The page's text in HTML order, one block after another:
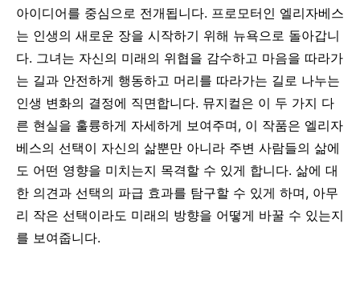
아이디어를 중심으로 전개됩니다. 프로모터인 엘리자베스
는 인생의 새로운 장을 시작하기 위해 뉴욕으로 돌아갑니
다. 그녀는 자신의 미래의 위협을 감수하고 마음을 따라가
는 길과 안전하게 행동하고 머리를 따라가는 길로 나누는
인생 변화의 결정에 직면합니다. 뮤지컬은 이 두 가지 다
른 현실을 훌륭하게 자세하게 보여주며, 이 작품은 엘리자
베스의 선택이 자신의 삶뿐만 아니라 주변 사람들의 삶에
도 어떤 영향을 미치는지 목격할 수 있게 합니다. 삶에 대
한 의견과 선택의 파급 효과를 탐구할 수 있게 하며, 아무
리 작은 선택이라도 미래의 방향을 어떻게 바꿀 수 있는지
를 보여줍니다.